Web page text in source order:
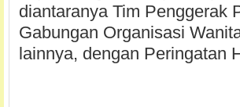
diantaranya Tim Penggerak
Gabungan Organisasi
lainnya, dengan Peringatan